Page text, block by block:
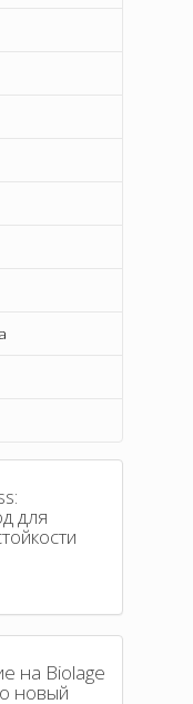
для
на Biolage
новый